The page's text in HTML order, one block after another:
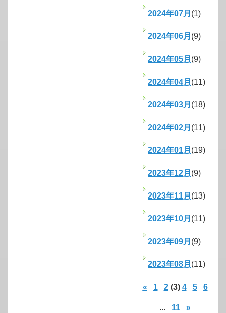
2024年07月 (1)
2024年06月 (9)
2024年05月 (9)
2024年04月 (11)
2024年03月 (18)
2024年02月 (11)
2024年01月 (19)
2023年12月 (9)
2023年11月 (13)
2023年10月 (11)
2023年09月 (9)
2023年08月 (11)
« 1 2 (3) 4 5 6
... 11 »